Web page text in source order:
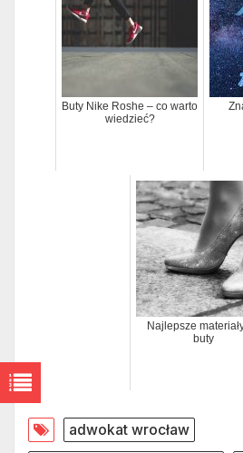
Buty Nike Roshe – co warto
wiedzieć?
Najlepsze
buty
adwokat wrocław